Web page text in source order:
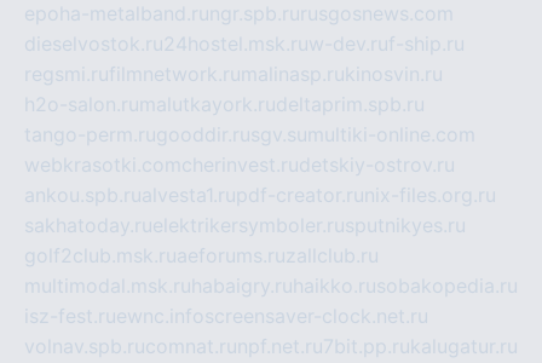
epoha-metalband.ru ngr.spb.ru rusgosnews.com
dieselvostok.ru24hostel.msk.ruw-dev.ruf-ship.ru
regsmi.rufilmnetwork.ru malinasp.rukinosvin.ru
h2o-salon.ru malutkayork.rudeltaprim.spb.ru
tango-perm.rugooddir.rusgv.su multiki-online.com
webkrasotki.comcherinvest.rudetskiy-ostrov.ru
ankou.spb.rualvesta1.rupdf-creator.ru nix-files.org.ru
sakhatoday.ruelektrikersymboler.rusputnikyes.ru
golf2club.msk.ruaeforums.ruzallclub.ru
multimodal.msk.ru habaigry.ru haikko.rusobakopedia.ru
isz-fest.ruewnc.infoscreensaver-clock.net.ru
volnav.spb.rucomnat.ru npf.net.ru7bit.pp.rukalugatur.ru